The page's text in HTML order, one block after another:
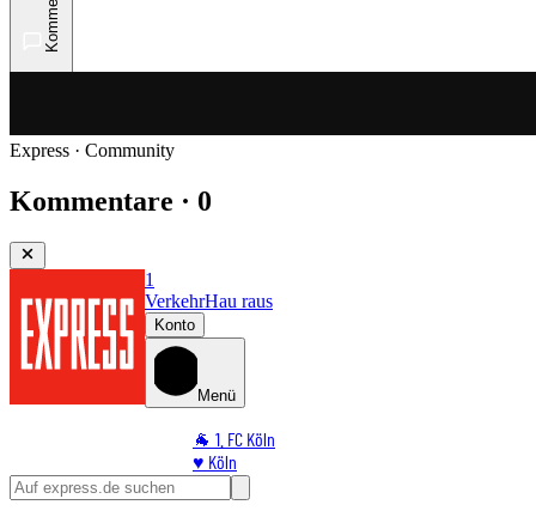
Express · Community
Kommentare · 0
1
VerkehrHau raus
Konto
Menü
🐐 1. FC Köln
♥️ Köln
⭐ Promi